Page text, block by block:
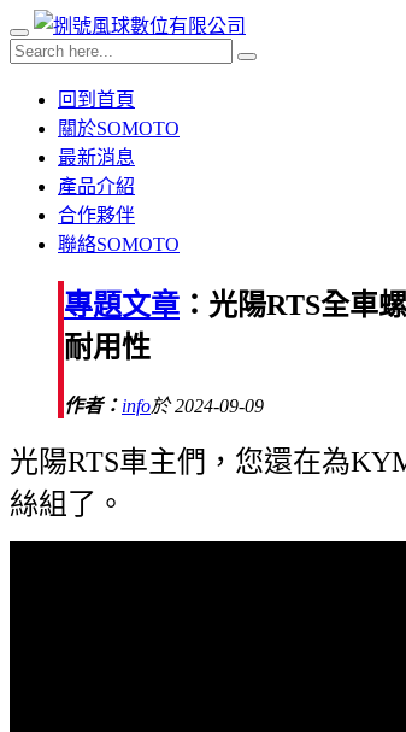
回到首頁
關於SOMOTO
最新消息
產品介紹
合作夥伴
聯絡SOMOTO
專題文章 ：光陽RTS全車
耐用性
作者： info於 2024-09-09
光陽RTS車主們，您還在為
絲組了。